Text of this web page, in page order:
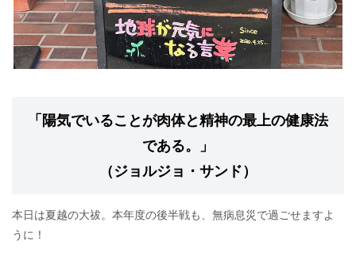
「陽気でいることが肉体と精神の最上の健康法
である。」
（ジョルジョ・サンド）
本日は夏越の大祓。本年度の後半戦も、無病息災で過ごせますよ
うに！